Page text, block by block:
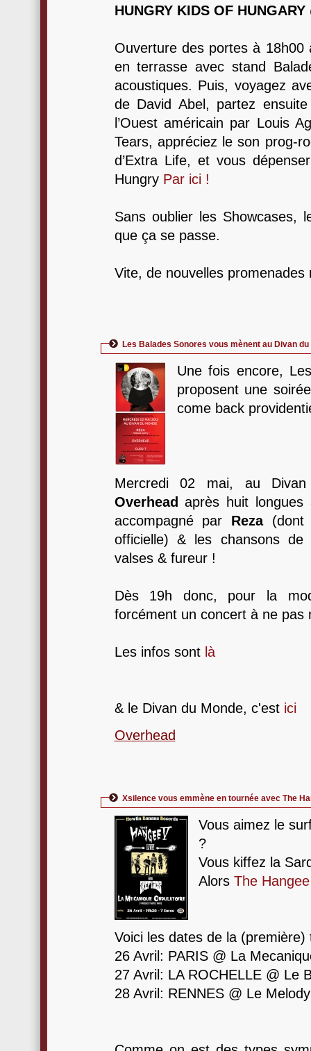
HUNGRY KIDS OF
Ouverture des portes à 18h00
en terrasse avec stand
acoustiques. Puis, voyagez
de David Abel, partez
l’Ouest américain par Louis
Tears, appréciez le son prog-
d’Extra Life, et vous
Hungry Par ici !
Sans oublier les Showcases,
que ça se passe.
Vite, de nouvelles promenades
Les Balades Sonores vous mènent au Divan du
Une fois encore,
proposent une
come back
Mercredi 02 mai, au
Overhead après huit longues
accompagné par Reza(dont
officielle) & les chansons
valses & fureur !
Dès 19h donc, pour la
forcément un concert à ne pas
Les infos sont là
& le Divan du Monde, c'est ici
Overhead
Xsilence vous emmène en tournée avec The
Vous aimez le
?
Vous kiffez la
Alors The
Voici les dates de la
26 Avril: PARIS @ La
27 Avril: LA ROCHELLE @ Le
28 Avril: RENNES @ Le